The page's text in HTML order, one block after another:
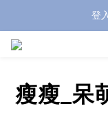
登
瘦瘦_呆